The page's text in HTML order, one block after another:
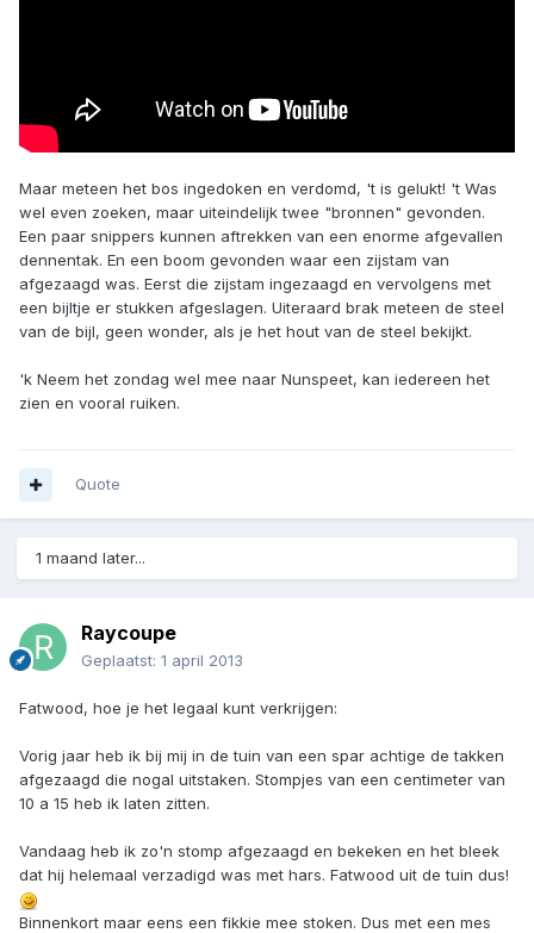
Maar meteen het bos ingedoken en verdomd, 't is gelukt! 't Was
wel even zoeken, maar uiteindelijk twee "bronnen" gevonden.
Een paar snippers kunnen aftrekken van een enorme afgevallen
dennentak. En een boom gevonden waar een zijstam van
afgezaagd was. Eerst die zijstam ingezaagd en vervolgens met
een bijltje er stukken afgeslagen. Uiteraard brak meteen de steel
van de bijl, geen wonder, als je het hout van de steel bekijkt.
'k Neem het zondag wel mee naar Nunspeet, kan iedereen het
zien en vooral ruiken.
Quote
1 maand later...
Raycoupe
Geplaatst: 1 april 2013
Fatwood, hoe je het legaal kunt verkrijgen:
Vorig jaar heb ik bij mij in de tuin van een spar achtige de takken
afgezaagd die nogal uitstaken. Stompjes van een centimeter van
10 a 15 heb ik laten zitten.
Vandaag heb ik zo'n stomp afgezaagd en bekeken en het bleek
dat hij helemaal verzadigd was met hars. Fatwood uit de tuin dus!
Binnenkort maar eens een fikkie mee stoken. Dus met een mes